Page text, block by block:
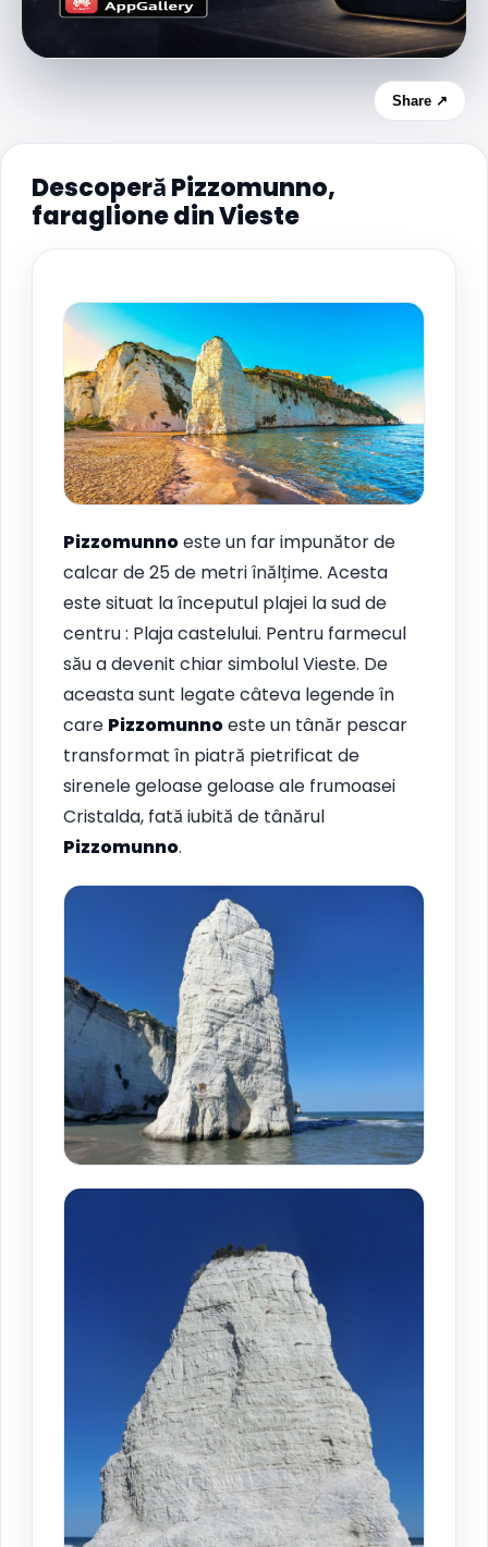
Share ↗
Descoperă Pizzomunno,
faraglione din Vieste
Pizzomunnoeste un far impunător de
calcar de 25 de metri înălțime. Acesta
este situat la începutul plajei la sud de
centru : Plaja castelului. Pentru farmecul
său a devenit chiar simbolul Vieste. De
aceasta sunt legate câteva legende în
care Pizzomunnoeste un tânăr pescar
transformat în piatră pietrificat de
sirenele geloase geloase ale frumoasei
Cristalda, fată iubită de tânărul
Pizzomunno.